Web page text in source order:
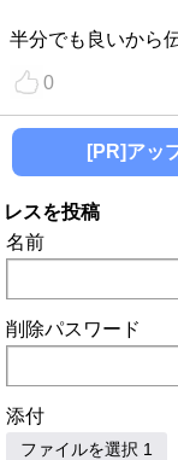
半分でも良いから
0
[PR]アッ
レスを投稿
名前
削除パスワード
添付
ファイルを選択 1